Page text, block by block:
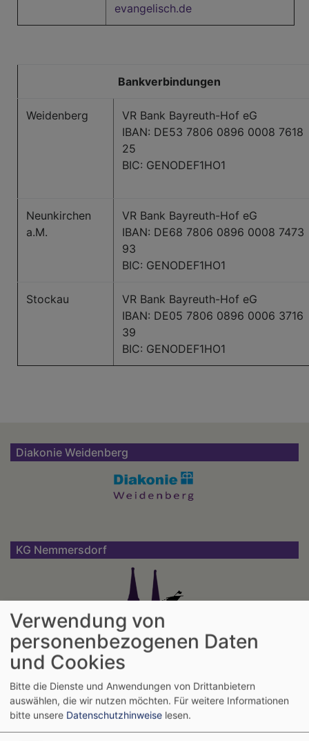
evangelisch.de
Bankverbindungen
Weidenberg
VR Bank Bayreuth-Hof eG
IBAN: DE53 7806 0896 0008 7618
25
BIC: GENODEF1HO1
Neunkirchen
a.M.
VR Bank Bayreuth-Hof eG
IBAN: DE68 7806 0896 0008 7473
93
BIC: GENODEF1HO1
Stockau
VR Bank Bayreuth-Hof eG
IBAN: DE05 7806 0896 0006 3716
39
BIC: GENODEF1HO1
Diakonie Weidenberg
KG Nemmersdorf
Verwendung von
personenbezogenen Daten
und Cookies
Bitte die Dienste und Anwendungen von Drittanbietern
auswählen, die wir nutzen möchten. Für weitere Informationen
bitte unsere Datenschutzhinweise lesen.